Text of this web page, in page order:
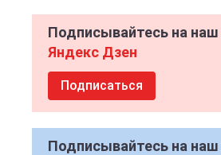
Подписывайтесь на наш
Яндекс Дзен
Подписаться
Подписывайтесь на наш